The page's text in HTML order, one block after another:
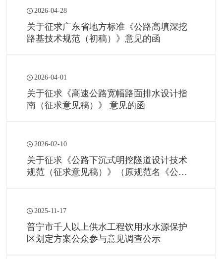
2026-04-28
关于征求广东省地方标准《公路高填深挖
路基技术规范（初稿）》意见的函
2026-04-01
关于征求《高速公路宽幅路面排水设计指
南（征求意见稿）》 意见的函
2026-02-10
关于征求《公路下沉式明挖隧道设计技术
规范（征求意见稿）》（原规范名《公路
2025-11-17
普宁市千人以上供水工程饮用水水源保护
区划定方案公众参与意见调查公示